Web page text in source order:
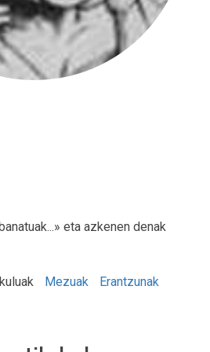
eta azkenen denak
Mezuak
Erantzunak